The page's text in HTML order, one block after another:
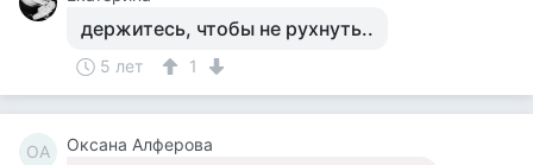
держитесь, чтобы не рухнуть..
5 лет 1
ОА Оксана Алферова